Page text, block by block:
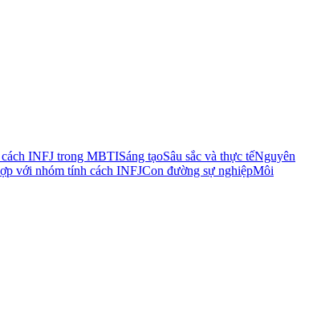
INFJ trong MBTISáng tạoSâu sắc và thực tếNguyên
với nhóm tính cách INFJCon đường sự nghiệpMôi